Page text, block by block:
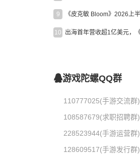
9
10
游戏陀螺QQ群
110777025(手游交流群)
108587679(求职招聘群)
228523944(手游运营群)
128609517(手游发行群)